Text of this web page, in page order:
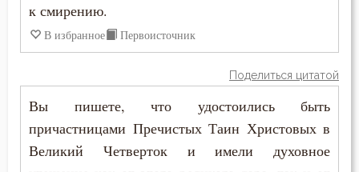
Нечувствие
Оправдание себя
Оскорбление
Лев Оптинский (Наголкин)
Макарий Великий
Макарий Оптинский (Иванов)
к смирению.
В избранное Первоисточник
Поделиться цитатой
Вы пишете, что удостоились быть
причастницами Пречистых Таин Христовых в
Великий Четверток и имели духовное